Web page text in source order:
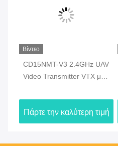
Βίντεο
CD15NMT-V3 2.4GHz UAV
Video Transmitter VTX με
Πάρτε την καλύτερη τιμή